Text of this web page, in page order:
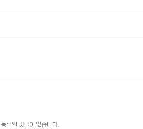
등록된 댓글이 없습니다.